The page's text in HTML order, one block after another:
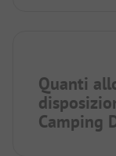
Quanti
Camping